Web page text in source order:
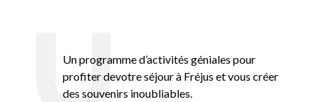
Un programme d’activités géniales pour
profiter devotre séjour à Fréjus et vous créer
des souvenirs inoubliables.